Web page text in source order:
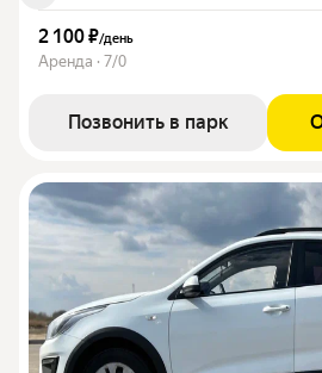
2 100 ₽/день
Аренда · 7/0
Позвонить в парк